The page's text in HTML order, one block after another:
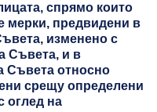
спрямо които
мерки, предвидени в
изменено с
Съвета, и в
Съвета относно
срещу определени
оглед на